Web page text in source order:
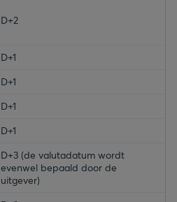
D+2
D+1
D+1
D+1
D+1
D+3 (de valutadatum wordt
evenwel bepaald door de
uitgever)